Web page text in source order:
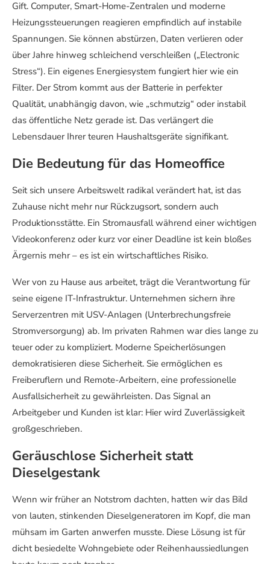
Gift. Computer, Smart-Home-Zentralen und moderne
Heizungssteuerungen reagieren empfindlich auf instabile
Spannungen. Sie können abstürzen, Daten verlieren oder
über Jahre hinweg schleichend verschleißen („Electronic
Stress“). Ein eigenes Energiesystem fungiert hier wie ein
Filter. Der Strom kommt aus der Batterie in perfekter
Qualität, unabhängig davon, wie „schmutzig“ oder instabil
das öffentliche Netz gerade ist. Das verlängert die
Lebensdauer Ihrer teuren Haushaltsgeräte signifikant.
Die Bedeutung für das Homeoffice
Seit sich unsere Arbeitswelt radikal verändert hat, ist das
Zuhause nicht mehr nur Rückzugsort, sondern auch
Produktionsstätte. Ein Stromausfall während einer wichtigen
Videokonferenz oder kurz vor einer Deadline ist kein bloßes
Ärgernis mehr – es ist ein wirtschaftliches Risiko.
Wer von zu Hause aus arbeitet, trägt die Verantwortung für
seine eigene IT-Infrastruktur. Unternehmen sichern ihre
Serverzentren mit USV-Anlagen (Unterbrechungsfreie
Stromversorgung) ab. Im privaten Rahmen war dies lange zu
teuer oder zu kompliziert. Moderne Speicherlösungen
demokratisieren diese Sicherheit. Sie ermöglichen es
Freiberuflern und Remote-Arbeitern, eine professionelle
Ausfallsicherheit zu gewährleisten. Das Signal an
Arbeitgeber und Kunden ist klar: Hier wird Zuverlässigkeit
großgeschrieben.
Geräuschlose Sicherheit statt
Dieselgestank
Wenn wir früher an Notstrom dachten, hatten wir das Bild
von lauten, stinkenden Dieselgeneratoren im Kopf, die man
mühsam im Garten anwerfen musste. Diese Lösung ist für
dicht besiedelte Wohngebiete oder Reihenhaussiedlungen